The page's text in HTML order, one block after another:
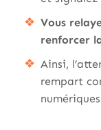
Vous
renforcer
Ainsi,
rempart